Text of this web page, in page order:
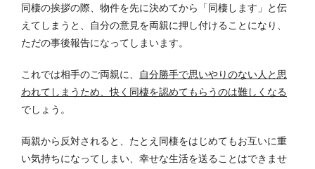
同棲の挨拶の際、物件を先に決めてから「同棲します」と伝
えてしまうと、自分の意見を両親に押し付けることになり、
ただの事後報告になってしまいます。
これでは相手のご両親に、
自分勝手で思いやりのない人と思
われてしまうため、快く同棲を認めてもらうのは難しくなる
でしょう。
両親から反対されると、たとえ同棲をはじめてもお互いに重
い気持ちになってしまい、幸せな生活を送ることはできませ